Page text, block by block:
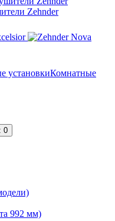
Zehnder
Комнатные
: 0
992 мм)